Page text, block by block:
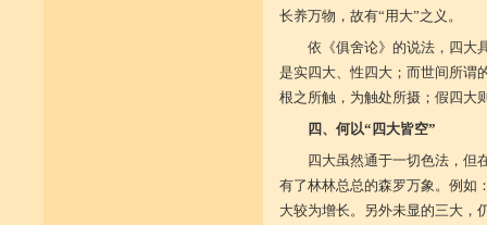
长养万物，故有“用大”之义。
依《俱舍论》的说法，四大
是实四大、性四大；而世间所谓
根之所触，为触处所摄；假四大
四、何以“四大皆空”
四大虽然通于一切色法，但
有了林林总总的森罗万象。例如
大较为增长。另外未显的三大，